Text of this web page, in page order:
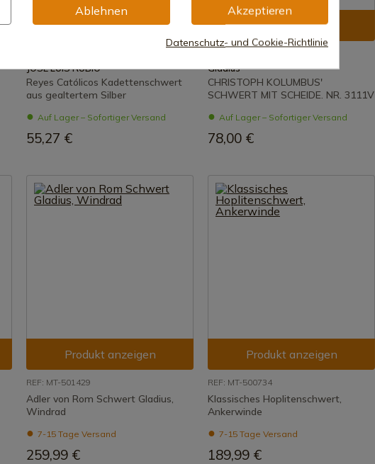
Produkt anzeigen
JOSE LUIS RUBIO
Reyes Católicos Kadettenschwert
aus gealtertem Silber
Auf Lager – Sofortiger Versand
55,27 €
Produkt anzeigen
Gladius
CHRISTOPH KOLUMBUS'
SCHWERT MIT SCHEIDE. NR. 3111V
Auf Lager – Sofortiger Versand
78,00 €
Produkt anzeigen
REF: MT-501429
Adler von Rom Schwert Gladius,
Windrad
7-15 Tage Versand
259,99 €
Produkt anzeigen
REF: MT-500734
Klassisches Hoplitenschwert,
Ankerwinde
7-15 Tage Versand
189,99 €
Ablehnen Akzeptieren
Datenschutz- und Cookie-Richtlinie